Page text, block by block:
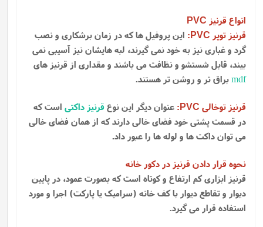
انواع قرنیز PVC
قرنیز توپر PVC
: این پروفیل ها که در زمان برشکاری و نصب
گرد و غباری نیز به خود نمی گیرند، لبه هایشان نیز آسیبی نمی
بیند، قابل شستشو و نظافت می باشند و مقداری از قرنیز های
mdfبراق تر و روشن تر هستند.
قرنیز توخالی PVC
: عنوان دیگر این نوعقرنیز داکتی است که
در قسمت پشتی خود فضای خالی دارند که از همان فضای خالی
می توان داکت ها و لوله ها را عبور داد.
نحوه قرار دادن قرنیز در دکور خانه
قرنیز ابزاری کم ارتفاع و کوتاه است که بصورت عمود، در پایین
دیوار و تقاطع دیوار با کف خانه (سرامیک یا پارکت) اجرا و مورد
استفاده قرار می گیرد.